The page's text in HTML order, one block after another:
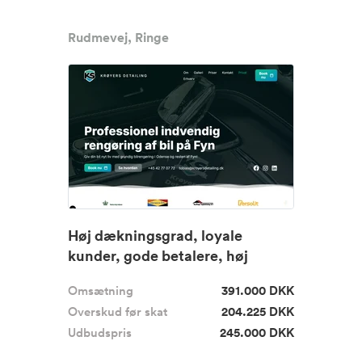
Rudmevej, Ringe
Høj dækningsgrad, loyale
kunder, gode betalere, høj
Omsætning
391.000 DKK
Overskud før skat
204.225 DKK
Udbudspris
245.000 DKK